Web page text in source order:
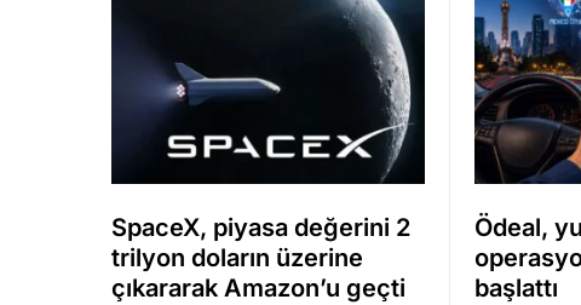
SpaceX, piyasa değerini 2
trilyon doların üzerine
çıkararak Amazon’u geçti
Ödeal,
başlattı